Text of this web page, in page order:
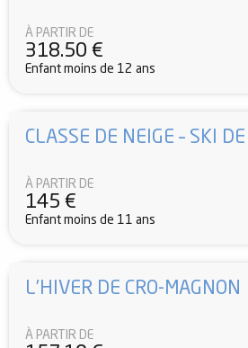
À PARTIR DE
318.50 €
Enfant moins de 12 ans
CLASSE DE NEIGE – SKI
À PARTIR DE
145 €
Enfant moins de 11 ans
L’HIVER DE CRO-MAGNON
À PARTIR DE